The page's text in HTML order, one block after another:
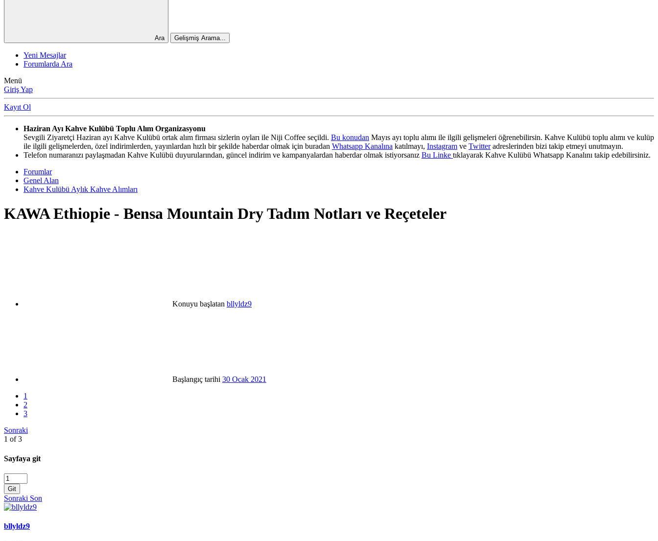
Ara Gelişmiş Arama...
Yeni Mesajlar
Forumlarda Ara
Menü
Giriş Yap
Kayıt Ol
Haziran Ayı Kahve Kulübü Toplu Alım Organizasyonu
Sevgili Ziyaretçi Haziran ayı Kahve Kulübü ortak alım firması sizlerin oyları ile Niji Coffee seçildi. Bu konudan Mayıs ayı toplu alımı ile ilgili gelişmeleri öğrenebilirsin. Kahve Kulübü toplu alımı ve kulüp
ile ilgili gelişmelerden, özel indirimlerden, yayınlardan hızlı bir şekilde haberdar olmak için buradan Whatsapp Kanalına katılmayı, Instagram ve Twitteradreslerinden bizi takip etmeyi unutmayın.
Telefon numaranızı paylaşmadan Kahve Kulübü duyurularından, güncel indirim ve kampanyalardan haberdar olmak istiyorsanız Bu Linke tıklayarak Kahve Kulübü Whatsapp Kanalını takip edebilirsiniz.
Forumlar
Genel Alan
Kahve Kulübü Aylık Kahve Alımları
KAWA Ethiopie - Bensa Mountain Dry Tadım Notları ve Reçeteler
Konuyu başlatan bllyldz9
Başlangıç tarihi 30 Ocak 2021
1
2
3
Sonraki
1 of 3
Sayfaya git
Git
Sonraki Son
bllyldz9